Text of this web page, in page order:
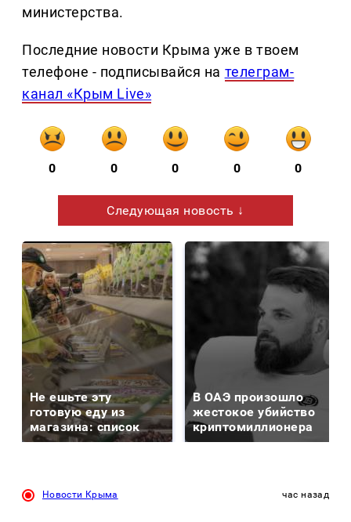
министерства.
Последние новости Крыма уже в твоем
телефоне - подписывайся на телеграм-
канал «Крым Live»
0 0 0 0 0
Следующая новость ↓
Не ешьте эту
готовую еду из
магазина: список
В ОАЭ произошло
жестокое убийство
криптомиллионера
Новости Крыма час назад